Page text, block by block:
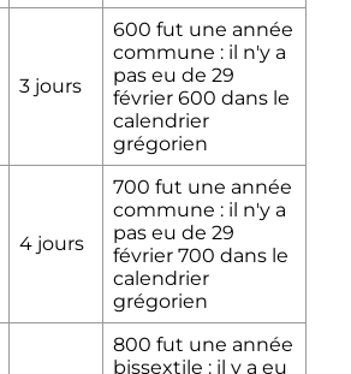
3 jours
600 fut une année
commune : il n'y a
pas eu de 29
février 600 dans le
calendrier
grégorien
4 jours
700 fut une année
commune : il n'y a
pas eu de 29
février 700 dans le
calendrier
grégorien
800 fut une année
bissextile : il y a eu